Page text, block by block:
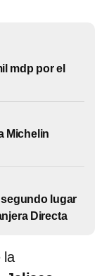
mdp por el
Michelin
lugar
Directa
la